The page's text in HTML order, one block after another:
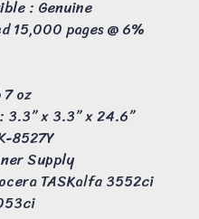
: Genuine
15,000 pages @ 6%
oz
3.3” x 3.3” x 24.6”
8527Y
Supply
TASKalfa 3552ci